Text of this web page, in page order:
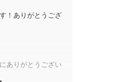
！ありがとうござ
ありがとうござい